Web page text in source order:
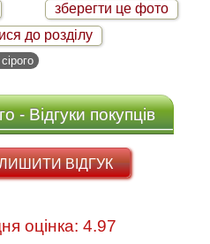
зберегти це фото
до розділу
- Відгуки покупців
ВІДГУК
Середня оцінка: 4.97